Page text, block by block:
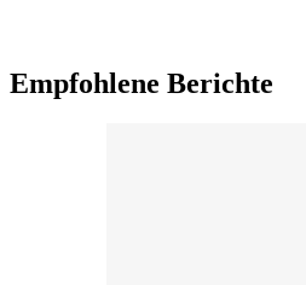
Empfohlene Berichte